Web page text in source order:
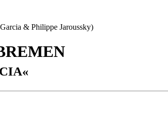
& Philippe Jaroussky)